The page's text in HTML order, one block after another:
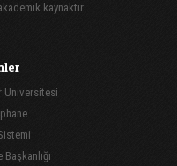
kaynaktır.
Üniversitesi